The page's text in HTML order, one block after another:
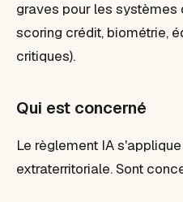
graves pour les systèmes
scoring crédit, biométrie,
critiques).
Qui est concerné
Le règlement IA
extraterritoriale. Sont